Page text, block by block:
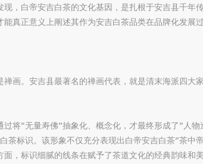
，白帝安吉白茶的文化基因，是扎根于安吉县千年
真正意义上阐述其作为安吉白茶品类在品牌化发展
禅画。安吉县最著名的禅画代表，就是清末海派四
将“无量寿佛”抽象化、概念化，才最终形成了“人物
茶标识。该形象不仅充分表现出白帝安吉白茶“茶中
，标识细腻的线条在赋予了茶道文化的经典韵味和